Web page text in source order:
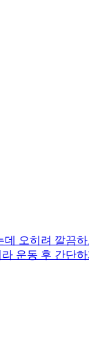
오히려 깔끔
운동 후 간단